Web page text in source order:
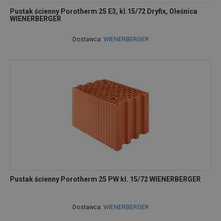
Pustak ścienny Porotherm 25 E3, kl.15/72 Dryfix, Oleśnica
WIENERBERGER
Dostawca: WIENERBERGER
Pustak ścienny Porotherm 25 PW kl. 15/72 WIENERBERGER
Dostawca: WIENERBERGER